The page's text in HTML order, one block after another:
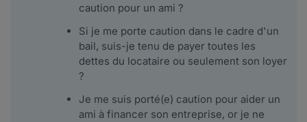
caution pour un ami ?
Si je me porte caution dans le cadre d'un
bail, suis-je tenu de payer toutes les
dettes du locataire ou seulement son loyer
?
Je me suis porté(e) caution pour aider un
ami à financer son entreprise, or je ne